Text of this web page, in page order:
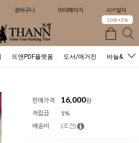
장바구니 마이페이지 APP설치
10%+3%
뜨앤PDF플랫폼 도서/매거진 바늘&도구
판매가격 16,000원
적립금
1%
배송비
(조건)